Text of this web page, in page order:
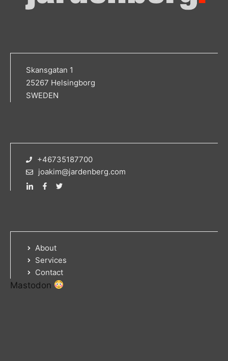
Skansgatan 1
25267 Helsingborg
SWEDEN
+46735187700
joakim@jardenberg.com
About
Services
Contact
Mastodon